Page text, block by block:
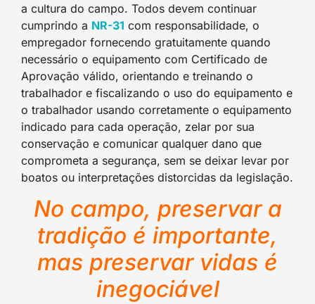
a cultura do campo. Todos devem continuar
cumprindo a NR-31 com responsabilidade, o
empregador fornecendo gratuitamente quando
necessário o equipamento com Certificado de
Aprovação válido, orientando e treinando o
trabalhador e fiscalizando o uso do equipamento e
o trabalhador usando corretamente o equipamento
indicado para cada operação, zelar por sua
conservação e comunicar qualquer dano que
comprometa a segurança, sem se deixar levar por
boatos ou interpretações distorcidas da legislação.
No campo, preservar a
tradição é importante,
mas preservar vidas é
inegociável